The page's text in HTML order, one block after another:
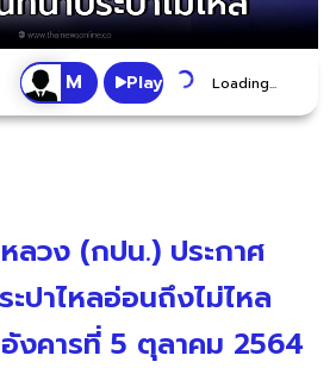
Play Loading...
ลวง (กปน.) ประกาศ
ปาไหลอ่อนถึงไม่ไหล
งคารที่ 5 ตุลาคม 2564